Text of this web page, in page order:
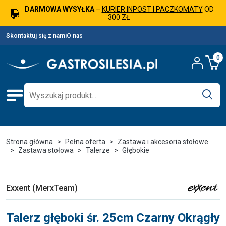
DARMOWA WYSYŁKA– KURIER INPOST I PACZKOMATYOD
300 ZŁ
Skontaktuj się z namiO nas
0
Strona główna Pełna oferta
Zastawa i akcesoria stołowe
Zastawa stołowa
Talerze Głębokie
Exxent (MerxTeam)
Talerz głęboki śr. 25cm Czarny Okrągły